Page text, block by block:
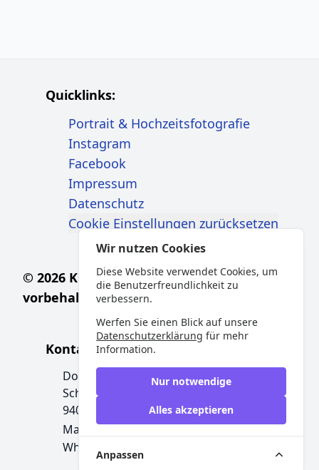
Quicklinks:
Portrait & Hochzeitsfotografie
Instagram
Facebook
Impressum
Datenschutz
Cookie Einstellungen zurücksetzen
© 2026 Kidopa Fotografie - Alle Rechte
vorbehalten.
Kontakt:
Dominik Kindermann
Schwanthaler Str. 3
94034 Passau
Mail:
kindermann(at)kidopa.de
WhatsApp: +49 851/20969040
Wir nutzen Cookies
Diese Website verwendet Cookies, um
die Benutzerfreundlichkeit zu
verbessern.
Werfen Sie einen Blick auf unsere
Datenschutzerklärung für mehr
Information.
Nur notwendige
Alles akzeptieren
Anpassen